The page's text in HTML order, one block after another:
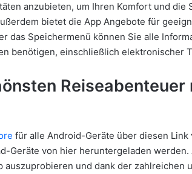
anzubieten, um Ihren Komfort und die
bietet die App Angebote für
das Speichermenü können Sie alle
benötigen, einschließlich elektronischer
Reiseabenteuer
für alle Android-Geräte über diesen Link
Geräte von hier heruntergeladen
auszuprobieren und dank der zahlreichen